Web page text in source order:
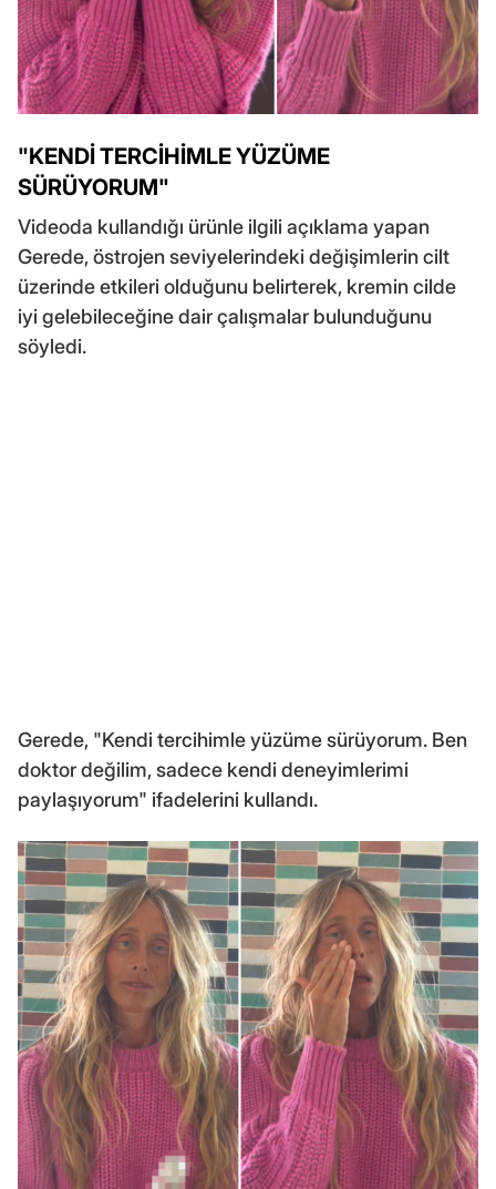
"KENDİ TERCİHİMLE YÜZÜME
SÜRÜYORUM"
Videoda kullandığı ürünle ilgili açıklama yapan
Gerede, östrojen seviyelerindeki değişimlerin cilt
üzerinde etkileri olduğunu belirterek, kremin cilde
iyi gelebileceğine dair çalışmalar bulunduğunu
söyledi.
Gerede, "Kendi tercihimle yüzüme sürüyorum. Ben
doktor değilim, sadece kendi deneyimlerimi
paylaşıyorum" ifadelerini kullandı.